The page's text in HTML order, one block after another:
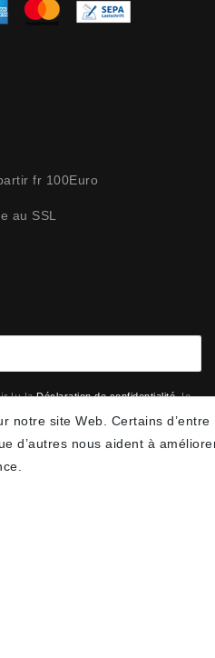
fr 100Euro
au SSL
lu laDéclaration de confidentialité. Je
à tout moment.**
notre site Web. Certains d’entre
d’autres nous aident à